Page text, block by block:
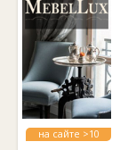
на сайте >10